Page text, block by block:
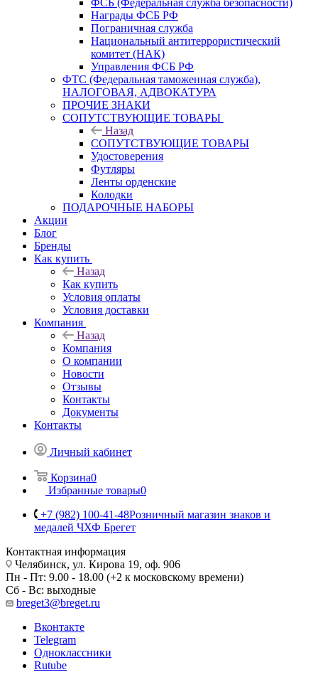
ФСБ (Федеральная служба безопасности)
Награды ФСБ РФ
Пограничная служба
Национальный антитеррористический
комитет (НАК)
Управления ФСБ РФ
ФТС (Федеральная таможенная служба),
НАЛОГОВАЯ, АДВОКАТУРА
ПРОЧИЕ ЗНАКИ
СОПУТСТВУЮЩИЕ ТОВАРЫ
Назад
СОПУТСТВУЮЩИЕ ТОВАРЫ
Удостоверения
Футляры
Ленты орденские
Колодки
ПОДАРОЧНЫЕ НАБОРЫ
Акции
Блог
Бренды
Как купить
Назад
Как купить
Условия оплаты
Условия доставки
Компания
Назад
Компания
О компании
Новости
Отзывы
Контакты
Документы
Контакты
Личный кабинет
Корзина0
Избранные товары0
+7 (982) 100-41-48Розничный магазин знаков и
медалей ЧХФ Брегет
Контактная информация
Челябинск, ул. Кирова 19, оф. 906
Пн - Пт: 9.00 - 18.00 (+2 к московскому времени)
Сб - Вс: выходные
breget3@breget.ru
Вконтакте
Telegram
Одноклассники
Rutube